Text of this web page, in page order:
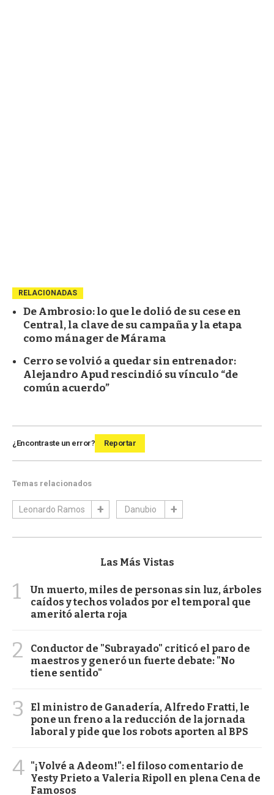
RELACIONADAS
De Ambrosio: lo que le dolió de su cese en
Central, la clave de su campaña y la etapa
como mánager de Márama
Cerro se volvió a quedar sin entrenador:
Alejandro Apud rescindió su vínculo “de
común acuerdo”
¿Encontraste un error? Reportar
Temas relacionados
Leonardo Ramos Danubio
Las Más Vistas
1
Un muerto, miles de personas sin luz, árboles
caídos y techos volados por el temporal que
ameritó alerta roja
2
Conductor de "Subrayado" criticó el paro de
maestros y generó un fuerte debate: "No
tiene sentido"
3
El ministro de Ganadería, Alfredo Fratti, le
pone un freno a la reducción de la jornada
laboral y pide que los robots aporten al BPS
4 "¡Volvé a Adeom!": el filoso comentario de
Yesty Prieto a Valeria Ripoll en plena Cena de
Famosos